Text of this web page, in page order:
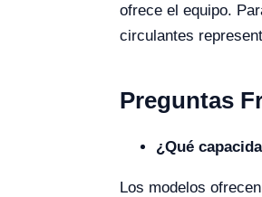
ofrece el equipo.
circulantes
Preguntas
¿Qué
Los modelos